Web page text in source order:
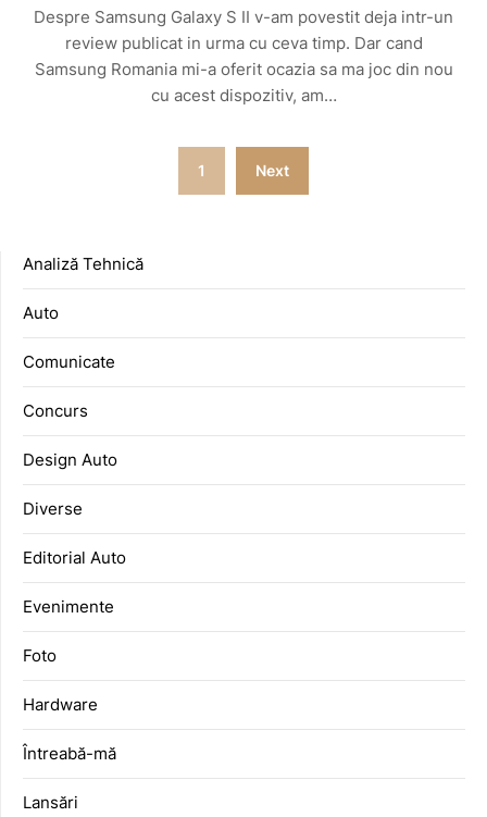
Despre Samsung Galaxy S II v-am povestit deja intr-un
review publicat in urma cu ceva timp. Dar cand
Samsung Romania mi-a oferit ocazia sa ma joc din nou
cu acest dispozitiv, am…
1 Next
Analiză Tehnică
Auto
Comunicate
Concurs
Design Auto
Diverse
Editorial Auto
Evenimente
Foto
Hardware
Întreabă-mă
Lansări